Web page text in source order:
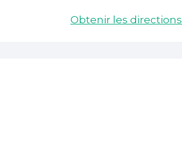
Obtenir les directions